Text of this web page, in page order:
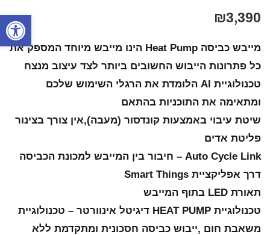
₪3,390
מייבש כביסה Heat Pump הינו מייבש מיוחד המספק את
כל פתרונות הייבוש החשובים ביותר לצד עיצוב מנצח
טכנולוגיית Al הלומדת את הרגלי השימוש שלכם
ומתאימה את התוכניות בהתאם
שיטת עיבוי באמצעות קונדסור (מעבה),אין צורך בצינור
פליטת אדים
Auto Cycle Link – חיבור בין המייבש למכונת הכביסה
דרך אפליקציית Smart Things
תאורת LED בתוף המייבש
טכנולוגיית HEAT PUMP דיגיטל אינוורטר – טכנולוגיית
משאבת חום ,ייבוש כביסה חסכונית ומתקדמת ללא
פתח